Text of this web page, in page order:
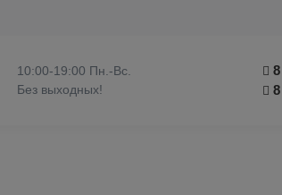
10:00-19:00 Пн.-Вс.
Без выходных!